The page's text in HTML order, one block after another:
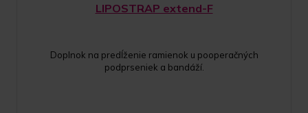
LIPOSTRAP extend-F
Doplnok na predĺženie ramienok u pooperačných
podprseniek a bandáží.